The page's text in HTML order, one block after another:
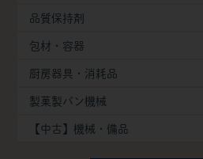
品質保持剤
包材・容器
厨房器具・消耗品
製菓製パン機械
【中古】機械・備品